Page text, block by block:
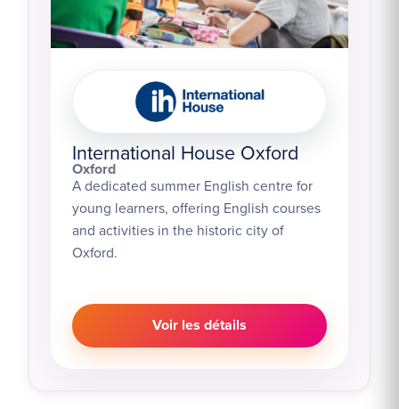
International House Oxford
Oxford
A dedicated summer English centre for
young learners, offering English courses
and activities in the historic city of
Oxford.
Voir les détails